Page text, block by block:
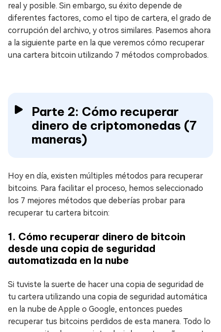
real y posible. Sin embargo, su éxito depende de
diferentes factores, como el tipo de cartera, el grado de
corrupción del archivo, y otros similares. Pasemos ahora
a la siguiente parte en la que veremos cómo recuperar
una cartera bitcoin utilizando 7 métodos comprobados.
Parte 2: Cómo recuperar
dinero de criptomonedas (7
maneras)
Hoy en día, existen múltiples métodos para recuperar
bitcoins. Para facilitar el proceso, hemos seleccionado
los 7 mejores métodos que deberías probar para
recuperar tu cartera bitcoin:
1. Cómo recuperar dinero de bitcoin
desde una copia de seguridad
automatizada en la nube
Si tuviste la suerte de hacer una copia de seguridad de
tu cartera utilizando una copia de seguridad automática
en la nube de Apple o Google, entonces puedes
recuperar tus bitcoins perdidos de esta manera. Todo lo